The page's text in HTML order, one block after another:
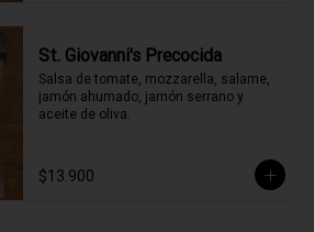
St. Giovanni's Precocida
Salsa de tomate, mozzarella, salame,
jamón ahumado, jamón serrano y
aceite de oliva.
$13.900